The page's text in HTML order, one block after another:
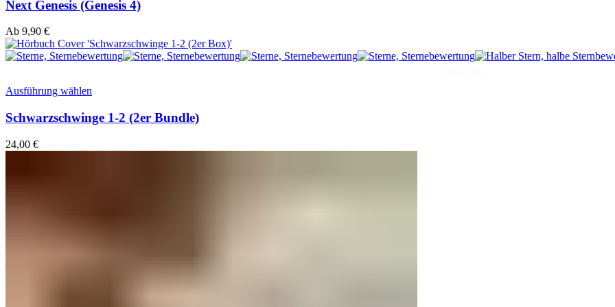
Next Genesis (Genesis 4)
Ab 9,90 €
Ausführung wählen
Schwarzschwinge 1-2 (2er Bundle)
24,00 €